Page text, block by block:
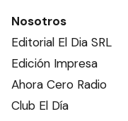
Nosotros
Editorial El Dia SRL
Edición Impresa
Ahora Cero Radio
Club El Día